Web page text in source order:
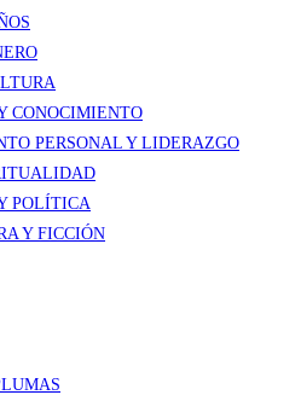
CONOCIMIENTO
PERSONAL Y LIDERAZGO
POLÍTICA
Y FICCIÓN